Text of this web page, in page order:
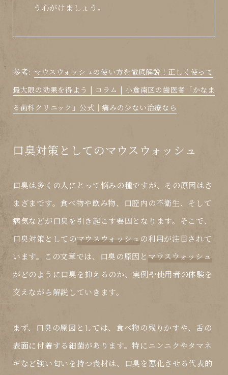
う心がけましょう。
参考: マウスウォッシュの使い方を徹底解説！正しく使って
最大限の効果を得よう | コラム | 小倉南区の歯医者「かなま
る歯科クリニック」公式｜痛みの少ない治療なら
口臭対策としてのマウスウォッシュ
口臭は多くの人にとって悩みの種ですが、その原因はさ
まざまです。食べ物や飲み物、口腔内の不衛生、そして
病気などが口臭を引き起こす要因となります。そこで、
口臭対策としてのマウスウォッシュの利用が注目されて
います。この文章では、口臭の原因と マウスウォッシュ
がどのように口臭を抑えるのか、実例や使用者の体験を
交えながら解説していきます。
まず、口臭の原因としては、食べ物の残りかすや、舌の
表面に付着する細菌があります。特にニンニクやタマネ
ギなど強い匂いを持つ食材は、口臭を悪化させる代表的